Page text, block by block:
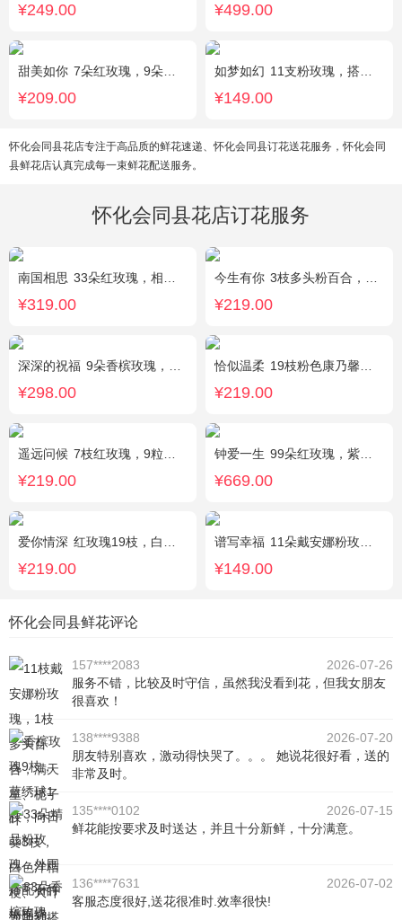
¥249.00 ¥499.00
甜美如你 7朵红玫瑰，9朵戴安娜粉玫瑰，白色满天星丰满间插，尤加利搭配
¥209.00
如梦如幻 11支粉玫瑰，搭配红豆点缀。
¥149.00
怀化会同县花店专注于高品质的鲜花速递、怀化会同县订花送花服务，怀化会同
县鲜花店认真完成每一束鲜花配送服务。
怀化会同县花店订花服务
南国相思 33朵红玫瑰，相思梅丰满围边
¥319.00
今生有你 3枝多头粉百合，5枝红玫瑰，点缀情人草叶材作成精美的 花瓶花插
¥219.00
深深的祝福 9朵香槟玫瑰，3支向日葵、香槟色桔梗、洋甘菊、尤加利
¥298.00
恰似温柔 19枝粉色康乃馨，搭配适量情人草、尤加利叶
¥219.00
遥远问候 7枝红玫瑰，9粒巧克力，2只可爱小熊，满天星、绿叶周围点缀；巧克力选择高端品牌（德芙、金莎、费列罗等），具体以当地市场为准，小熊以实物为准。
¥219.00
钟爱一生 99朵红玫瑰，紫色勿忘我围边
¥669.00
爱你情深 红玫瑰19枝，白色相思梅、栀子叶搭配
¥219.00
谱写幸福 11朵戴安娜粉玫瑰，搭配适量情人草装饰
¥149.00
怀化会同县鲜花评论
157****2083
2026-07-26
服务不错，比较及时守信，虽然我没看到花，但我女朋友
很喜欢！
138****9388
2026-07-20
朋友特别喜欢，激动得快哭了。。。 她说花很好看，送的
非常及时。
135****0102
2026-07-15
鲜花能按要求及时送达，并且十分新鲜，十分满意。
136****7631
2026-07-02
客服态度很好,送花很准时.效率很快!